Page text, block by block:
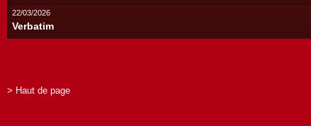
22/03/2026
Verbatim
> Haut de page